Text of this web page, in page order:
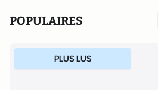
POPULAIRES
PLUS LUS